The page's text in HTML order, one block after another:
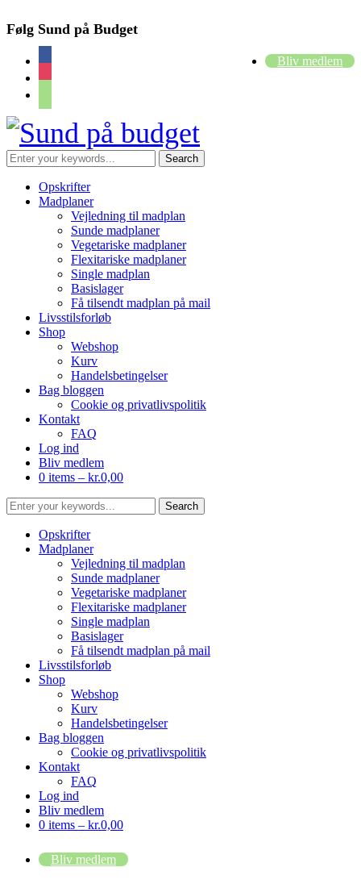
Følg Sund på Budget
Bliv medlem
Opskrifter
Madplaner
Vejledning til madplan
Sunde madplaner
Vegetariske madplaner
Flexitariske madplaner
Single madplan
Basislager
Få tilsendt madplan på mail
Livsstilsforløb
Shop
Webshop
Kurv
Handelsbetingelser
Bag bloggen
Cookie og privatlivspolitik
Kontakt
FAQ
Log ind
Bliv medlem
0 items – kr.0,00
Opskrifter
Madplaner
Vejledning til madplan
Sunde madplaner
Vegetariske madplaner
Flexitariske madplaner
Single madplan
Basislager
Få tilsendt madplan på mail
Livsstilsforløb
Shop
Webshop
Kurv
Handelsbetingelser
Bag bloggen
Cookie og privatlivspolitik
Kontakt
FAQ
Log ind
Bliv medlem
0 items – kr.0,00
Bliv medlem